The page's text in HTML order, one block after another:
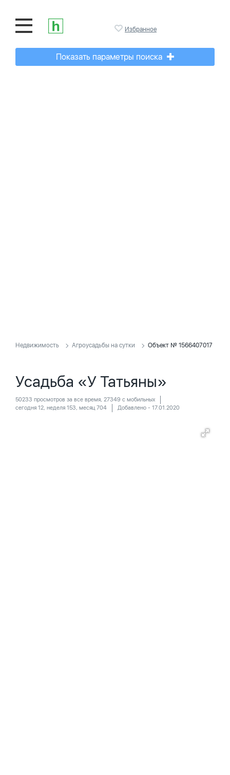
Избранное
Показать параметры поиска
Недвижимость Агроусадьбы на сутки Объект № 1566407017
Усадьба «У Татьяны»
50233 просмотров за все время, 27349 с мобильных
сегодня 12, неделя 153, месяц 704
Добавлено - 17.01.2020